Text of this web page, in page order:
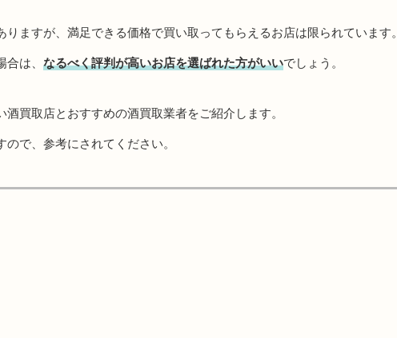
ますが、満足できる価格で買い取ってもらえるお店は限られています。
は、 なるべく評判が高いお店を選ばれた方がいいでしょう。
買取店とおすすめの酒買取業者をご紹介します。
で、参考にされてください。